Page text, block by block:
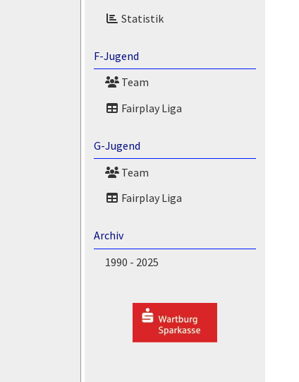
Statistik
F-Jugend
Team
Fairplay Liga
G-Jugend
Team
Fairplay Liga
Archiv
1990 - 2025